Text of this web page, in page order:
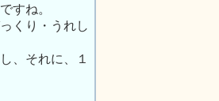
すね。
くり・うれし
、それに、１